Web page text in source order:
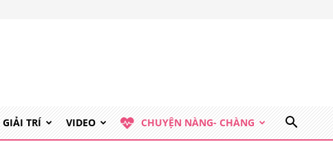
GIẢI TRÍ VIDEO CHUYỆN NÀNG- CHÀNG